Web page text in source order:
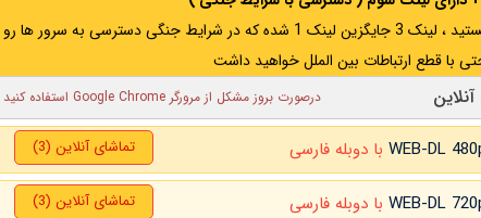
اگر از ایران به آدرس مخفی متصل هستید ، لینک 3 جایگزین لینک 1 شده که در شرایط جنگی دسترسی به سرور ها رو
با قطع ارتباطات بین الملل خواهید داشت
درصورت بروز مشکل از مرورگر Google Chrome استفاده کنید
با دوبله فارسی تماشای آنلاین (3)
با دوبله فارسی تماشای آنلاین (3)